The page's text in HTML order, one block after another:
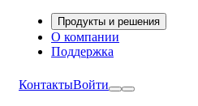
Продукты и решения
О компании
Поддержка
КонтактыВойти